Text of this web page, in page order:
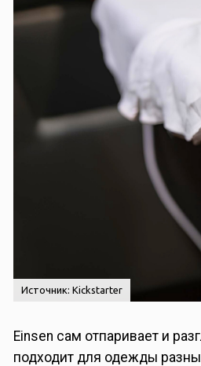
Источник: Kickstarter
Einsen сам отпаривает и
подходит для одежды